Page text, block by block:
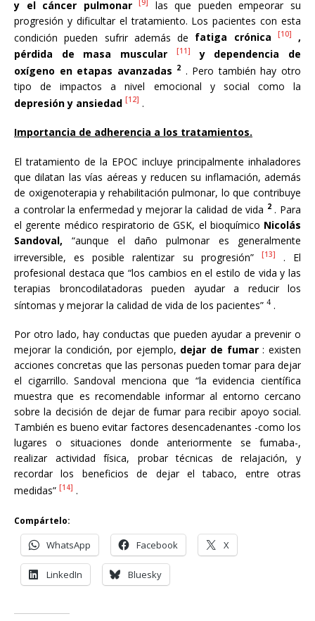
y el cáncer pulmonar [9]
las que pueden empeorar su
progresión y dificultar el tratamiento. Los pacientes con esta
condición pueden sufrir además de fatiga crónica [10]
,
pérdida de masa muscular
[11]
y dependencia de
oxígeno en etapas avanzadas 2 . Pero también hay otro
tipo de impactos a nivel emocional y social como la
depresión y ansiedad [12] .
Importancia de adherencia a los tratamientos.
El tratamiento de la EPOC incluye principalmente inhaladores
que dilatan las vías aéreas y reducen su inflamación, además
de oxigenoterapia y rehabilitación pulmonar, lo que contribuye
a controlar la enfermedad y mejorar la calidad de vida 2. Para
el gerente médico respiratorio de GSK, el bioquímico Nicolás
Sandoval, “aunque el daño pulmonar es generalmente
irreversible, es posible ralentizar su progresión”
[13]
. El
profesional destaca que “los cambios en el estilo de vida y las
terapias broncodilatadoras pueden ayudar a reducir los
síntomas y mejorar la calidad de vida de los pacientes” 4 .
Por otro lado, hay conductas que pueden ayudar a prevenir o
mejorar la condición, por ejemplo, dejar de fumar: existen
acciones concretas que las personas pueden tomar para dejar
el cigarrillo. Sandoval menciona que “la evidencia científica
muestra que es recomendable informar al entorno cercano
sobre la decisión de dejar de fumar para recibir apoyo social.
También es bueno evitar factores desencadenantes -como los
lugares o situaciones donde anteriormente se fumaba-,
realizar actividad física, probar técnicas de relajación, y
recordar los beneficios de dejar el tabaco, entre otras
medidas” [14] .
Compártelo:
WhatsApp Facebook X
LinkedIn Bluesky